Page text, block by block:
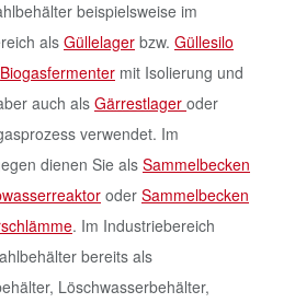
beispielsweise im
als Güllelager bzw. Güllesilo
Biogasfermenter mit Isolierung und
auch als Gärrestlager oder
verwendet. Im
dienen Sie als Sammelbecken
oder Sammelbecken
. Im Industriebereich
bereits als
Löschwasserbehälter,